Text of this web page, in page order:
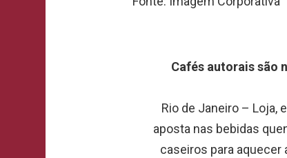
Cafés autorais são
Rio de Janeiro – Loja,
aposta nas bebidas
caseiros para aquecer